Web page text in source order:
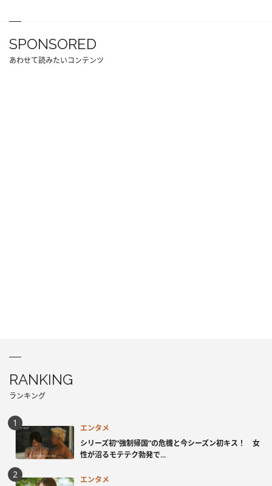
SPONSORED
あわせて読みたいコンテンツ
RANKING
ランキング
エンタメ
シリーズ初“強制帰国”の危機と今シーズン初キス！ 女
性が沼るモテテク勃発で...
エンタメ